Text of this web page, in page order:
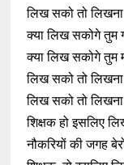
लिख सको तो लिखना
क्या लिख सकोगे तुम
क्या लिख सकोगे तुम
लिख सको तो लिखना
लिख सको तो
शिक्षक हो इसलिए
नौकरियों की जगह